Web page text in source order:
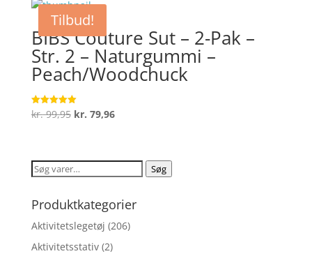
var:
kr. 89,95.
Tilbud!
BIBS Couture Sut – 2-Pak –
Str. 2 – Naturgummi –
Peach/Woodchuck
Vurderet
5
kr.99,95 Den
var:
kr. 99,95.
kr. 79,96Den
er:
kr. 79,96.
Søg
Søg
Produktkategorier
Aktivitetslegetøj (206)
Aktivitetsstativ (2)